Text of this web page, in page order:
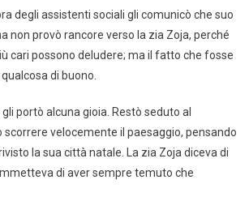
degli assistenti sociali gli comunicò che suo
non provò rancore verso la zia Zoja, perché
cari possono deludere; ma il fatto che fosse
di buono.
gli portò alcuna gioia. Restò seduto al
velocemente il paesaggio, pensando
la sua città natale. La zia Zoja diceva di
di aver sempre temuto che